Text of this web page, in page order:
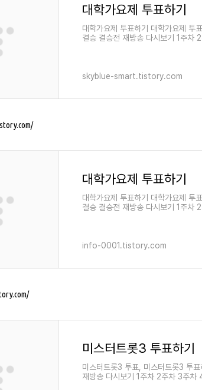
대학가요제 투표하기
대학가요제 투표하기 대학가요제 투
결승 결승전 재방송 다시보기 1주
skyblue-smart.tistory.com
대학가요제 투표하기
대학가요제 투표하기 대학가요제 투
결승 결승전 재방송 다시보기 1주
info-0001.tistory.com
미스터트롯3 투표하기
미스터트롯3 투표, 미스터트롯3 투
재방송 다시보기 1주차 2주차 3주